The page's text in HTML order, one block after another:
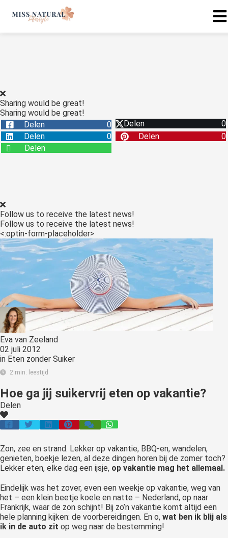
Sharing would be great!
Sharing would be great!
Delen
0 Delen
0
Delen
0 Delen
0
Delen
Follow us to receive the latest news!
Follow us to receive the latest news!
<:optin-form-placeholder>
Eva van Zeeland
02 juli 2012
in Eten zonder Suiker
2 min. leestijd
Hoe ga jij suikervrij eten op vakantie?
Delen
Zon, zee en strand. Lekker op vakantie, BBQ-en, wandelen,
genieten, boekje lezen, al deze dingen horen bij de zomer toch?
Lekker eten, elke dag een ijsje, op vakantie mag het allemaal.
Eindelijk was het zover, even een weekje op vakantie, weg van
het – een klein beetje koele en natte – Nederland, op naar
Frankrijk, waar de zon schijnt! Bij zo’n vakantie komt altijd een
hele planning kijken: de voorbereidingen. En o, wat ben ik blij als
ik in de auto zit op weg naar de bestemming!